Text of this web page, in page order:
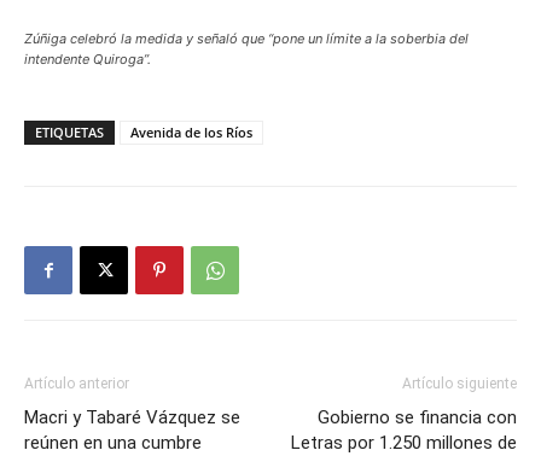
Zúñiga celebró la medida y señaló que “pone un límite a la soberbia del
intendente Quiroga”.
ETIQUETAS Avenida de los Ríos
Artículo anterior
Macri y Tabaré Vázquez se
reúnen en una cumbre
Artículo siguiente
Gobierno se financia con
Letras por 1.250 millones de